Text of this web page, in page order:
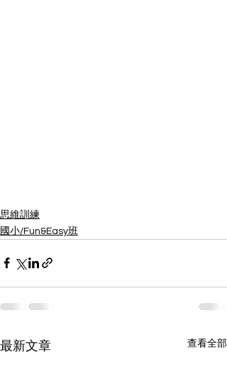
思維訓練
國小/Fun&Easy班
最新文章 查看全部